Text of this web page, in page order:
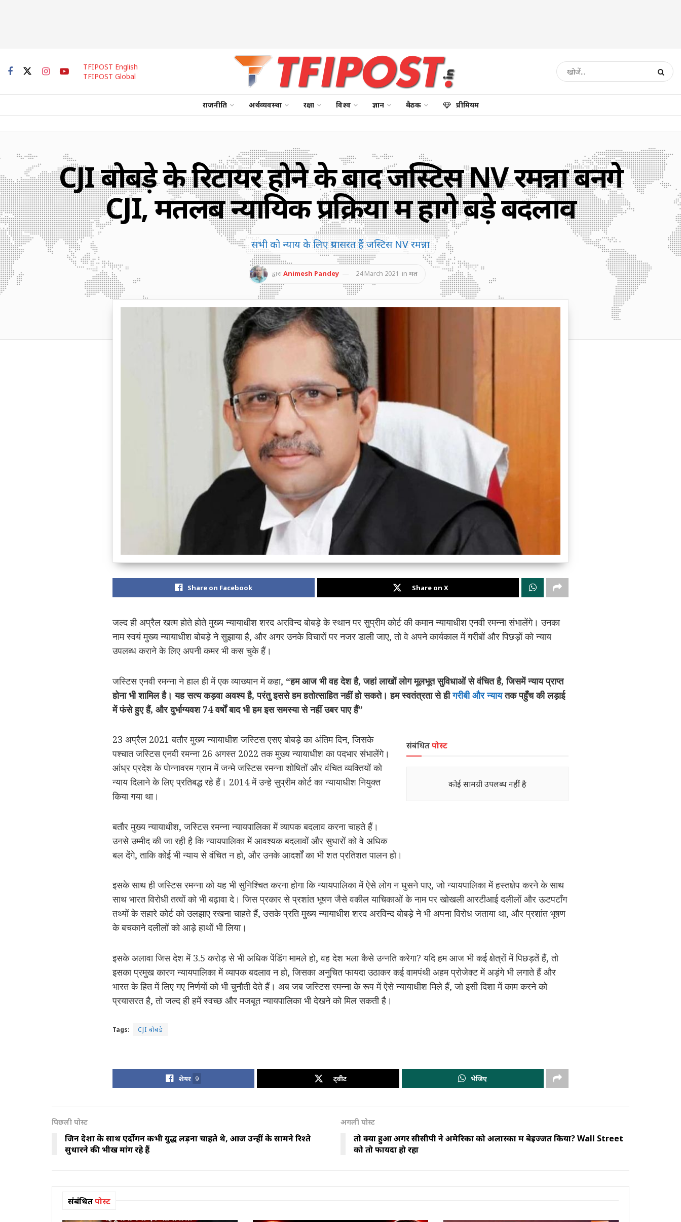
TFIPOST English
TFIPOST Global
राजनीति अर्थव्यवस्था रक्षा विश्व ज्ञान बैठक प्रीमियम
CJI बोबड़े के रिटायर होने के बाद जस्टिस NV रमन्ना बनेंगे
CJI, मतलब न्यायिक प्रक्रिया में होंगे बड़े बदलाव
सभी को न्याय के लिए प्रयासरत हैं जस्टिस NV रमन्ना
द्वाराAnimesh Pandey 24 March 2021 in मत
Share on Facebook Share on X
जल्द ही अप्रैल खत्म होते होते मुख्य न्यायाधीश शरद अरविन्द बोबड़े के स्थान पर सुप्रीम कोर्ट की कमान न्यायाधीश एनवी रमन्ना संभालेंगे। उनका
नाम स्वयं मुख्य न्यायाधीश बोबड़े ने सुझाया है, और अगर उनके विचारों पर नजर डाली जाए, तो वे अपने कार्यकाल में गरीबों और पिछड़ों को न्याय
उपलब्ध कराने के लिए अपनी कमर भी कस चुके हैं।
जस्टिस एनवी रमन्ना ने हाल ही में एक व्याख्यान में कहा, “हम आज भी वह देश है, जहां लाखों लोग मूलभूत सुविधाओं से वंचित है, जिसमें न्याय प्राप्त
होना भी शामिल है। यह सत्य कड़वा अवश्य है, परंतु इससे हम हतोत्साहित नहीं हो सकते। हम स्वतंत्रता से हीगरीबी और न्यायतक पहुँच की लड़ाई
में फंसे हुए हैं, और दुर्भाग्यवश 74 वर्षों बाद भी हम इस समस्या से नहीं उबर पाए हैं”
संबंधितपोस्ट
कोई सामग्री उपलब्ध नहीं है
23 अप्रैल 2021 बतौर मुख्य न्यायाधीश जस्टिस एसए बोबड़े का अंतिम दिन, जिसके
पश्चात जस्टिस एनवी रमन्ना 26 अगस्त 2022 तक मुख्य न्यायाधीश का पदभार संभालेंगे।
आंध्र प्रदेश के पोन्नावरम ग्राम में जन्मे जस्टिस रमन्ना शोषितों और वंचित व्यक्तियों को
न्याय दिलाने के लिए प्रतिबद्ध रहे हैं। 2014 में उन्हे सुप्रीम कोर्ट का न्यायाधीश नियुक्त
किया गया था।
बतौर मुख्य न्यायाधीश, जस्टिस रमन्ना न्यायपालिका में व्यापक बदलाव करना चाहते हैं।
उनसे उम्मीद की जा रही है कि न्यायपालिका में आवश्यक बदलावों और सुधारों को वे अधिक
बल देंगे, ताकि कोई भी न्याय से वंचित न हो, और उनके आदर्शों का भी शत प्रतिशत पालन हो।
इसके साथ ही जस्टिस रमन्ना को यह भी सुनिश्चित करना होगा कि न्यायपालिका में ऐसे लोग न घुसने पाए, जो न्यायपालिका में हस्तक्षेप करने के साथ
साथ भारत विरोधी तत्वों को भी बढ़ावा दे। जिस प्रकार से प्रशांत भूषण जैसे वकील याचिकाओं के नाम पर खोखली आरटीआई दलीलों और ऊटपटाँग
तथ्यों के सहारे कोर्ट को उलझाए रखना चाहते हैं, उसके प्रति मुख्य न्यायाधीश शरद अरविन्द बोबड़े ने भी अपना विरोध जताया था, और प्रशांत भूषण
के बचकाने दलीलों को आड़े हाथों भी लिया।
इसके अलावा जिस देश में 3.5 करोड़ से भी अधिक पेंडिंग मामले हो, वह देश भला कैसे उन्नति करेगा? यदि हम आज भी कई क्षेत्रों में पिछड़तें हैं, तो
इसका प्रमुख कारण न्यायपालिका में व्यापक बदलाव न हो, जिसका अनुचित फायदा उठाकर कई वामपंथी अहम प्रोजेक्ट में अड़ंगे भी लगाते हैं और
भारत के हित में लिए गए निर्णयों को भी चुनौती देते हैं। अब जब जस्टिस रमन्ना के रूप में ऐसे न्यायाधीश मिले हैं, जो इसी दिशा में काम करने को
प्रयासरत है, तो जल्द ही हमें स्वच्छ और मजबूत न्यायपालिका भी देखने को मिल सकती है।
Tags: CJI बोबडे
शेयर 9 ट्वीट भेजिए
पिछली पोस्ट
जिन देशों के साथ एर्दोगन कभी युद्ध लड़ना चाहते थे, आज उन्हीं के सामने रिश्ते
सुधारने की भीख मांग रहे हैं
अगली पोस्ट
तो क्या हुआ अगर सीसीपी ने अमेरिका को अलास्का में बेइज्जत किया? Wall Street
को तो फायदा हो रहा
संबंधितपोस्ट